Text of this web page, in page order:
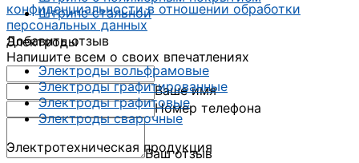
Штрипс стальной
Электроды
Электроды вольфрамовые
Электроды графитированные
Электроды графитовые
Электроды сварочные
Электротехническая продукция
конфиденциальности в отношении обработки
персональных данных
Добавить отзыв
Напишите всем о своих впечатлениях
Ваше имя
Номер телефона
Ваш отзыв